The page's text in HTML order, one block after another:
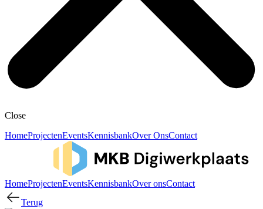
Close
HomeProjectenEventsKennisbankOver OnsContact
HomeProjectenEventsKennisbankOver onsContact
Terug